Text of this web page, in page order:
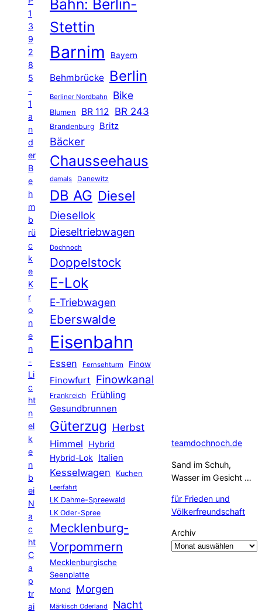
1
3
9
2
8
5
-
1
a
n
d
er
B
e
h
m
b
rü
c
k
e
K
r
o
n
e
n
-
Li
c
ht
n
el
k
e
n
b
ei
N
a
c
ht
C
a
p
tr
ai
Bahn: Berlin-
Stettin
Barnim Bayern
Behmbrücke Berlin
Berliner Nordbahn Bike
Blumen BR 112 BR 243
Brandenburg Britz
Bäcker
Chausseehaus
damals Danewitz
DB AG Diesel
Diesellok
Dieseltriebwagen
Dochnoch
Doppelstock
E-Lok
E-Triebwagen
Eberswalde
Eisenbahn
Essen Fernsehturm Finow
Finowfurt Finowkanal
Frankreich Frühling
Gesundbrunnen
Güterzug Herbst
Himmel
Hybrid
Hybrid-Lok Italien
Kesselwagen Kuchen
Leerfahrt
LK Dahme-Spreewald
LK Oder-Spree
Mecklenburg-
Vorpommern
Mecklenburgische
Seenplatte
Mond
Morgen
Märkisch Oderland Nacht
teamdochnoch.de
Sand im Schuh,
Wasser im Gesicht …
für Frieden und
Völkerfreundschaft
Archiv